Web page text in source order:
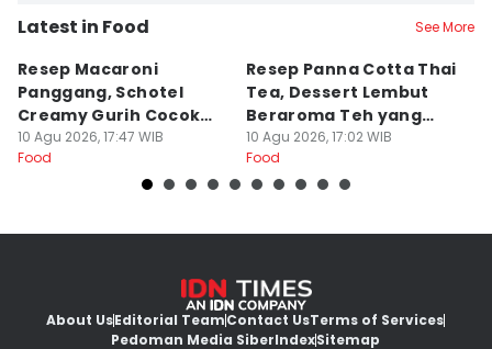
Latest in Food See More
Resep Macaroni
Panggang, Schotel
Creamy Gurih Cocok
untuk Camilan
10 Agu 2026, 17:47 WIB
Food
Resep Panna Cotta Thai
Tea, Dessert Lembut
Beraroma Teh yang
Memikat
10 Agu 2026, 17:02 WIB
Food
About UsEditorial TeamContact UsTerms of Services
Pedoman Media SiberIndexSitemap